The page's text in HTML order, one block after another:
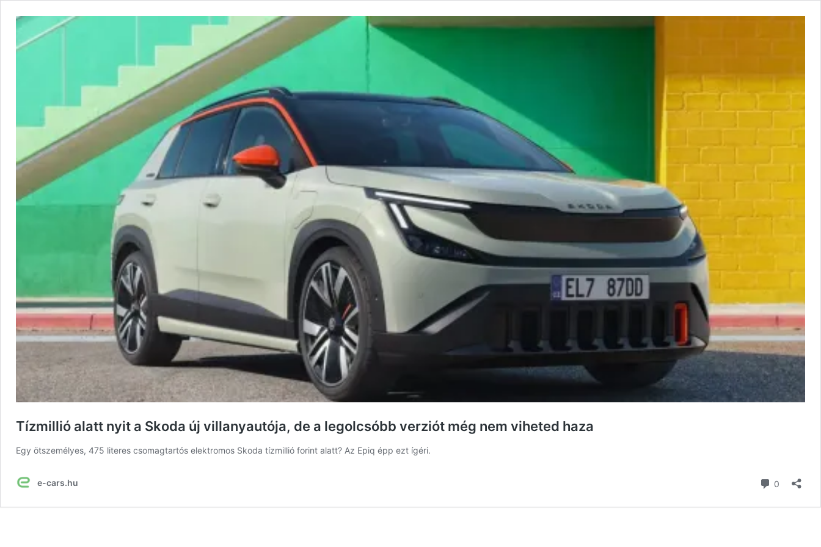
Tízmillió alatt nyit a Skoda új villanyautója, de a legolcsóbb verziót még nem viheted haza
Egy ötszemélyes, 475 literes csomagtartós elektromos Skoda tízmillió forint alatt? Az Epiq épp ezt ígéri.
e-cars.hu 0